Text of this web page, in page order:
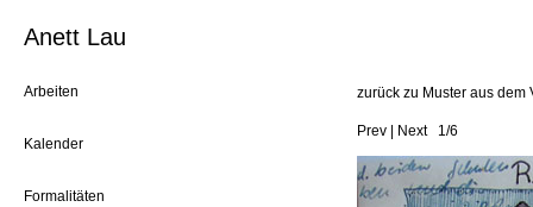
Anett Lau
Arbeiten
Kalender
Formalitäten
zurück zu Muster aus dem
Prev Next 1/6